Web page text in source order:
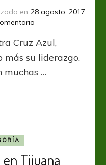
en 28 agosto, 2017
en
siendo
el
Cruz Azul,
más su liderazgo.
muchas …
Tijuana